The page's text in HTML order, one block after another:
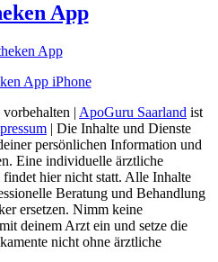
App
App
| ApoGuru Saarland ist
| Die Inhalte und Dienste
persönlichen Information und
Eine individuelle ärztliche
hier nicht statt. Alle Inhalte
Beratung und Behandlung
ersetzen. Nimm keine
deinem Arzt ein und setze die
nicht ohne ärztliche